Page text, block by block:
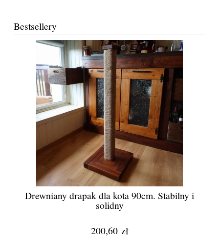
Bestsellery
Drewniany drapak dla kota 90cm. Stabilny i
solidny
200,60 zł